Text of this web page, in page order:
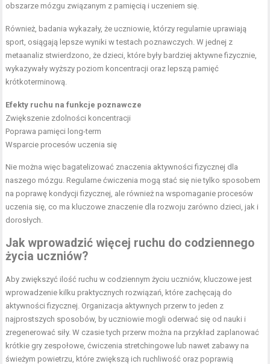
obszarze mózgu związanym z pamięcią i uczeniem się.
Również, badania wykazały, że uczniowie, którzy regularnie uprawiają
sport, osiągają lepsze wyniki w testach poznawczych. W jednej z
metaanaliz stwierdzono, że dzieci, które były bardziej aktywne fizycznie,
wykazywały wyższy poziom koncentracji oraz lepszą pamięć
krótkoterminową.
Efekty ruchu na funkcje poznawcze
Zwiększenie zdolności koncentracji
Poprawa pamięci long-term
Wsparcie procesów uczenia się
Nie można więc bagatelizować znaczenia aktywności fizycznej dla
naszego mózgu. Regularne ćwiczenia mogą stać się nie tylko sposobem
na poprawę kondycji fizycznej, ale również na wspomaganie procesów
uczenia się, co ma kluczowe znaczenie dla rozwoju zarówno dzieci, jak i
dorosłych.
Jak wprowadzić więcej ruchu do codziennego
życia uczniów?
Aby zwiększyć ilość ruchu w codziennym życiu uczniów, kluczowe jest
wprowadzenie kilku praktycznych rozwiązań, które zachęcają do
aktywności fizycznej. Organizacja aktywnych przerw to jeden z
najprostszych sposobów, by uczniowie mogli oderwać się od nauki i
zregenerować siły. W czasie tych przerw można na przykład zaplanować
krótkie gry zespołowe, ćwiczenia stretchingowe lub nawet zabawy na
świeżym powietrzu, które zwiększą ich ruchliwość oraz poprawią